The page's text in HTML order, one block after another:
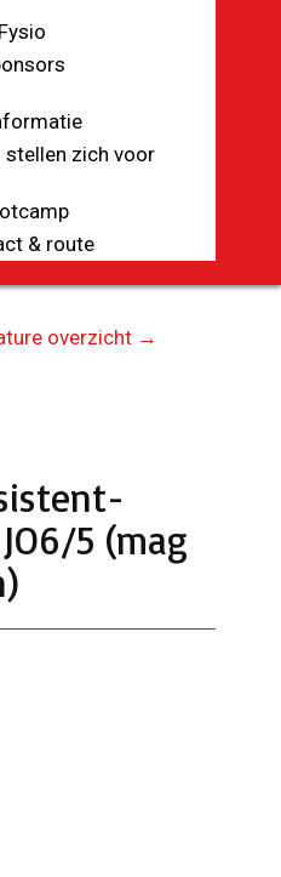
Fysio
stellen zich voor
& route
overzicht →
5 (mag